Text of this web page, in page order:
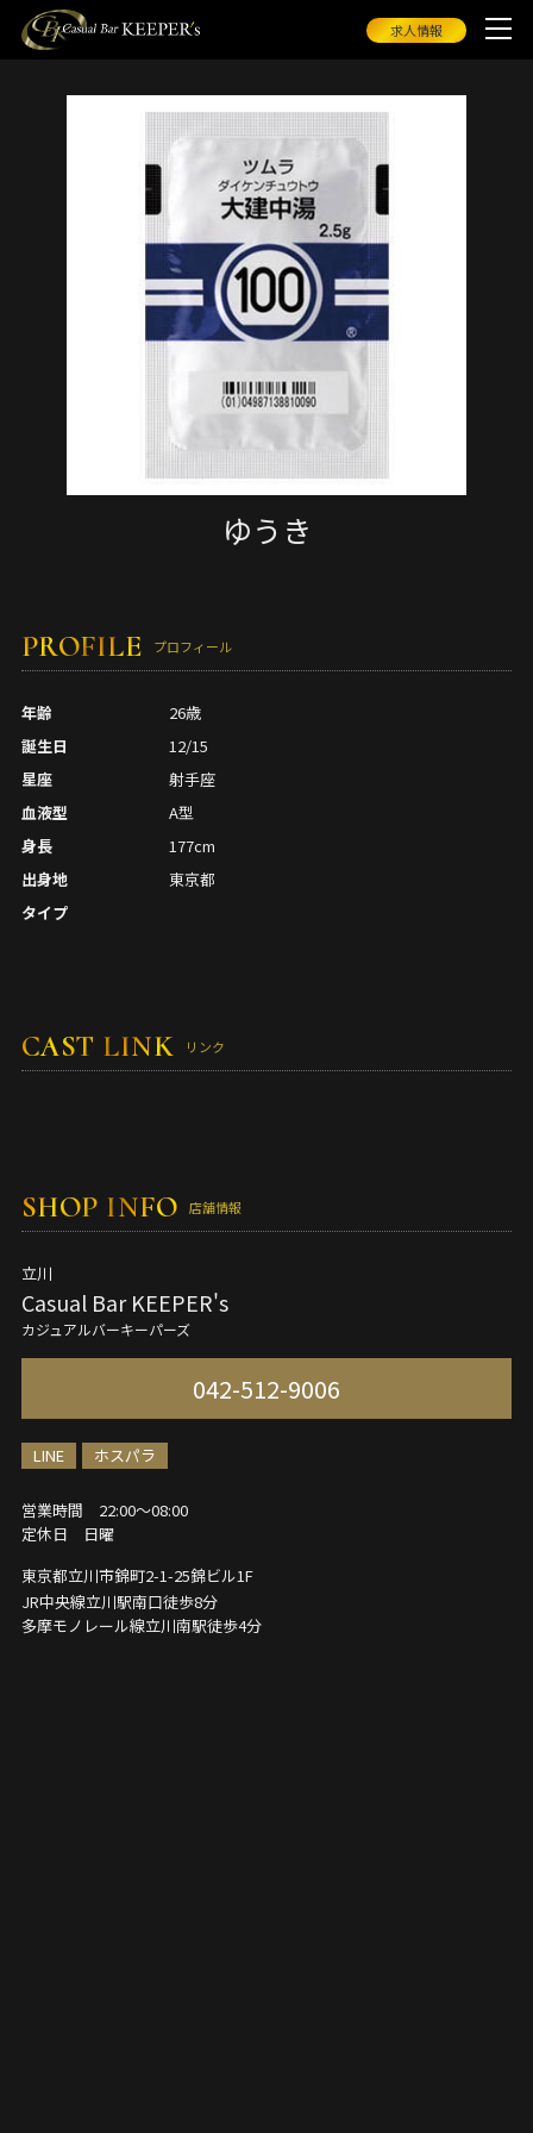
求人情報
ゆうき
PROFILE プロフィール
年齢
26歳
誕生日
12/15
星座
射手座
血液型
A型
身長
177cm
出身地
東京都
タイプ
CAST LINK リンク
SHOP INFO 店舗情報
立川
Casual Bar KEEPER's
カジュアルバーキーパーズ
042-512-9006
LINE ホスパラ
営業時間 22:00～08:00
定休日 日曜
東京都立川市錦町2-1-25錦ビル1F
JR中央線立川駅南口徒歩8分
多摩モノレール線立川南駅徒歩4分